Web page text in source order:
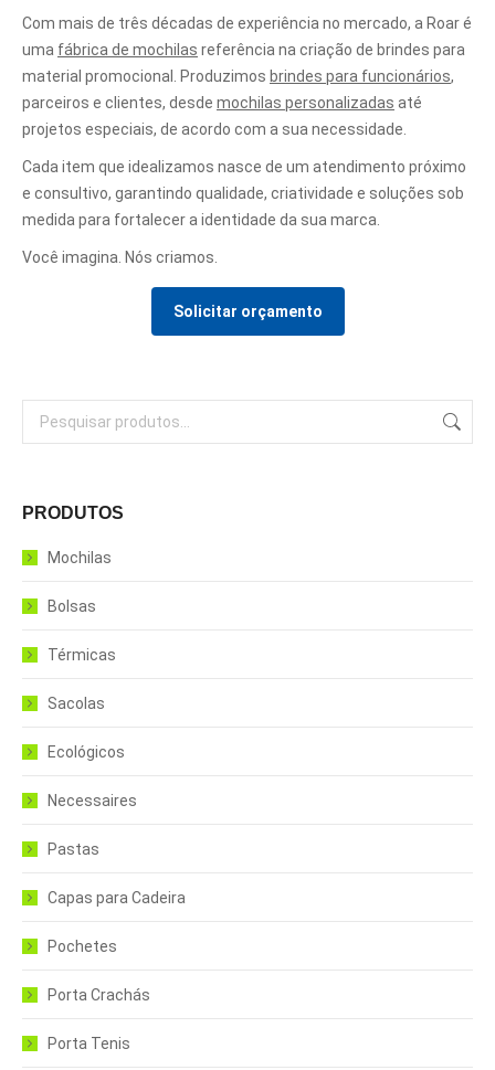
Com mais de três décadas de experiência no mercado, a Roar é
uma fábrica de mochilas referência na criação de brindes para
material promocional. Produzimos brindes para funcionários,
parceiros e clientes, desde mochilas personalizadas até
projetos especiais, de acordo com a sua necessidade.
Cada item que idealizamos nasce de um atendimento próximo
e consultivo, garantindo qualidade, criatividade e soluções sob
medida para fortalecer a identidade da sua marca.
Você imagina. Nós criamos.
Solicitar orçamento
PRODUTOS
Mochilas
Bolsas
Térmicas
Sacolas
Ecológicos
Necessaires
Pastas
Capas para Cadeira
Pochetes
Porta Crachás
Porta Tenis